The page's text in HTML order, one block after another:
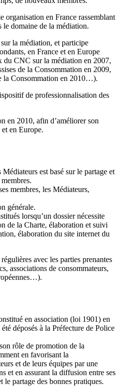
organisation en France rassemblant
le domaine de la médiation.
la médiation, et participe
en France et en Europe
du CNC sur la médiation en 2007,
de la Consommation en 2009,
la Consommation en 2010…).
de professionnalisation des
en 2010, afin d’améliorer son
en Europe.
est basé sur le partage et
membres, les Médiateurs,
générale.
lorsqu’un dossier nécessite
de la Charte, élaboration et suivi
élaboration du site internet du
avec les parties prenantes
associations de consommateurs,
en association (loi 1901) en
déposés à la Préfecture de Police
rôle de promotion de la
en favorisant la
et de leurs équipes par une
et en assurant la diffusion entre ses
le partage des bonnes pratiques.